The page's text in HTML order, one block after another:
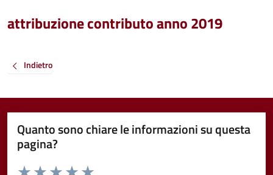
attribuzione contributo anno 2019
Indietro
Quanto sono chiare le informazioni su questa
pagina?
Valuta da 1 a 5 stelle la pagina